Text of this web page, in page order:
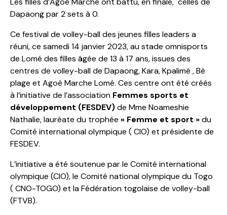
Dapaong par 2 sets à 0.
Ce festival de volley-ball des jeunes filles leaders a
réuni, ce samedi 14 janvier 2023, au stade omnisports
de Lomé des filles âgée de 13 à 17 ans, issues des
centres de volley-ball de Dapaong, Kara, Kpalimé , Bè
plage et Agoè Marche Lomé. Ces centre ont été créés
à l’initiative de l’association Femmes sports et
développement (FESDEV)de Mme Noameshie
Nathalie, lauréate du trophée « Femme et sport »du
Comité international olympique ( CIO) et présidente de
FESDEV.
L’initiative a été soutenue par le Comité international
olympique (CIO), le Comité national olympique du Togo
( CNO-TOGO) et la Fédération togolaise de volley-ball
(FTVB).